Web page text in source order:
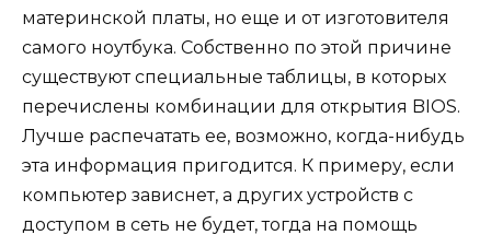
материнской платы, но еще и от изготовителя
самого ноутбука. Собственно по этой причине
существуют специальные таблицы, в которых
перечислены комбинации для открытия BIOS.
Лучше распечатать ее, возможно, когда-нибудь
эта информация пригодится. К примеру, если
компьютер зависнет, а других устройств с
доступом в сеть не будет, тогда на помощь